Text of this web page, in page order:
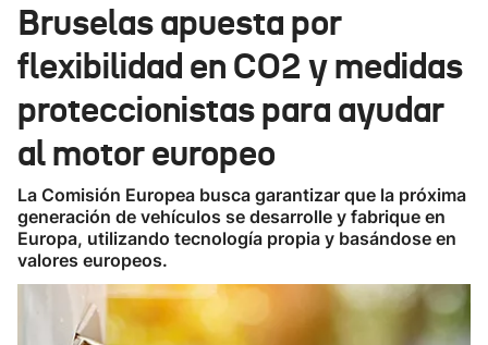
Ikusmiran
Eguraldia
Bruselas apuesta por
flexibilidad en CO2 y medidas
proteccionistas para ayudar
al motor europeo
La Comisión Europea busca garantizar que la próxima
generación de vehículos se desarrolle y fabrique en
Europa, utilizando tecnología propia y basándose en
valores europeos.